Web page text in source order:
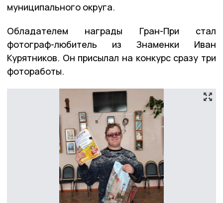
муниципального округа.
Обладателем награды Гран-При стал
фотограф-любитель из Знаменки Иван
Курятников. Он присылал на конкурс сразу три
фотоработы.